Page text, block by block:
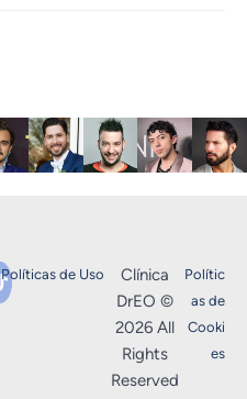
Políticas de Uso
Clínica
DrEO ©
2026 All
Rights
Reserved
Polític
as de
Cooki
es